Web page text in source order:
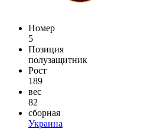
Номер
5
Позиция
полузащитник
Рост
189
вес
82
сборная
Украина